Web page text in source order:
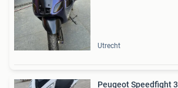
Utrecht
Peugeot Speedfight 3